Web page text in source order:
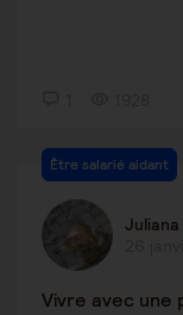
Être salarié aidant
Juliana
Vivre avec une